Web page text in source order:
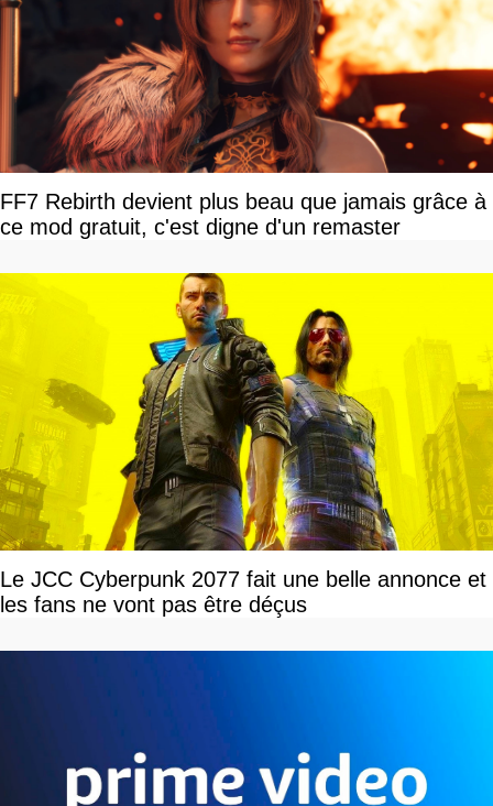
FF7 Rebirth devient plus beau que jamais grâce à
ce mod gratuit, c'est digne d'un remaster
Le JCC Cyberpunk 2077 fait une belle annonce et
les fans ne vont pas être déçus